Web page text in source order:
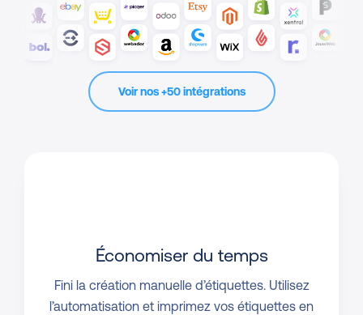
Voir nos +50 intégrations
Économiser du temps
Fini la création manuelle d’étiquettes. Utilisez
l’automatisation et imprimez vos étiquettes en